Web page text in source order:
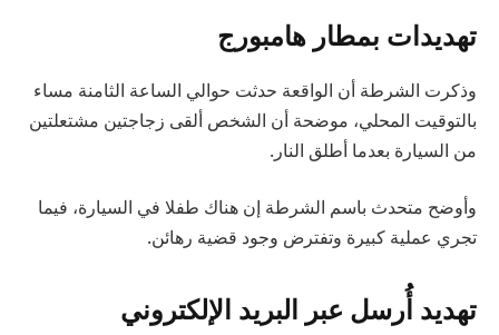
تهديدات بمطار هامبورج
وذكرت الشرطة أن الواقعة حدثت حوالي الساعة الثامنة مساء
بالتوقيت المحلي، موضحة أن الشخص ألقى زجاجتين مشتعلتين
من السيارة بعدما أطلق النار.
وأوضح متحدث باسم الشرطة إن هناك طفلا في السيارة، فيما
تجري عملية كبيرة وتفترض وجود قضية رهائن.
تهديد أُرسل عبر البريد الإلكتروني